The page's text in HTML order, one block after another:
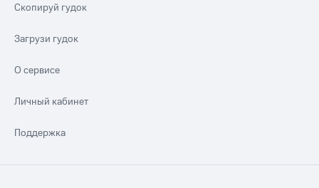
Скопируй гудок
Загрузи гудок
О сервисе
Личный кабинет
Поддержка